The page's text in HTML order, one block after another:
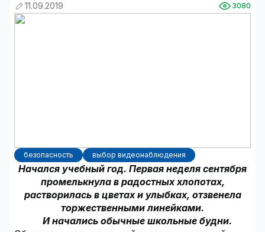
11.09.2019 3080
безопасность выбор видеонаблюдения
Начался учебный год. Первая неделя сентября
промелькнула в радостных хлопотах,
растворилась в цветах и улыбках, отзвенела
торжественными линейками.
И начались обычные школьные будни.